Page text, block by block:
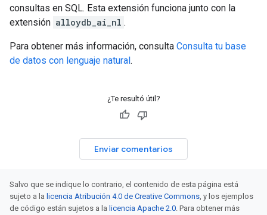
consultas en SQL. Esta extensión funciona junto con la
extensión alloydb_ai_nl .
Para obtener más información, consulta Consulta tu base
de datos con lenguaje natural.
¿Te resultó útil?
Enviar comentarios
Salvo que se indique lo contrario, el contenido de esta página está
sujeto a la licencia Atribución 4.0 de Creative Commons, y los ejemplos
de código están sujetos a la licencia Apache 2.0. Para obtener más